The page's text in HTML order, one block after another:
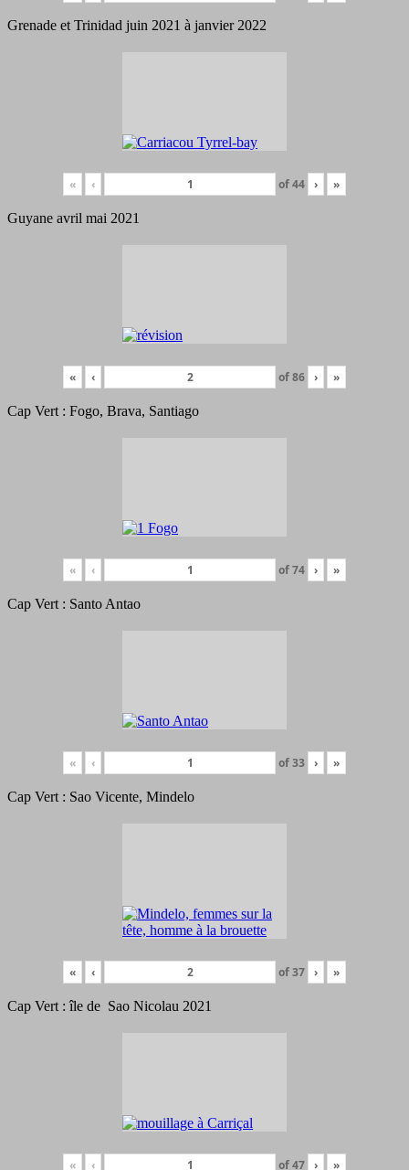
Grenade et Trinidad juin 2021 à janvier 2022
« ‹ of44 › »
Guyane avril mai 2021
« ‹ of86 › »
Cap Vert : Fogo, Brava, Santiago
« ‹ of74 › »
Cap Vert : Santo Antao
« ‹ of33 › »
Cap Vert : Sao Vicente, Mindelo
« ‹ of37 › »
Cap Vert : île de Sao Nicolau 2021
« ‹ of47 › »